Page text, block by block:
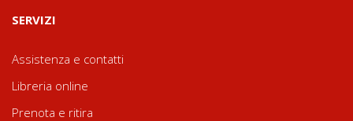
SERVIZI
Assistenza e contatti
Libreria online
Prenota e ritira